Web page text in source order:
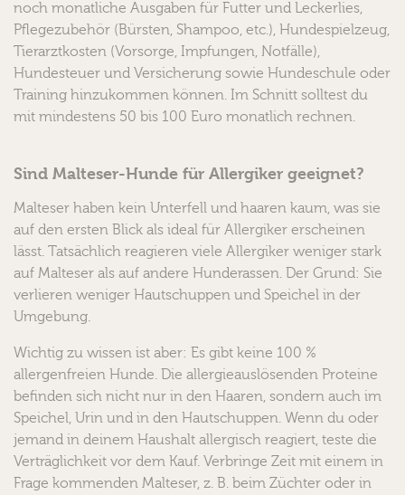
noch monatliche Ausgaben für Futter und Leckerlies,
Pflegezubehör (Bürsten, Shampoo, etc.), Hundespielzeug,
Tierarztkosten (Vorsorge, Impfungen, Notfälle),
Hundesteuer und Versicherung sowie Hundeschule oder
Training hinzukommen können. Im Schnitt solltest du
mit mindestens 50 bis 100 Euro monatlich rechnen.
Sind Malteser-Hunde für Allergiker geeignet?
Malteser haben kein Unterfell und haaren kaum, was sie
auf den ersten Blick als ideal für Allergiker erscheinen
lässt. Tatsächlich reagieren viele Allergiker weniger stark
auf Malteser als auf andere Hunderassen. Der Grund: Sie
verlieren weniger Hautschuppen und Speichel in der
Umgebung.
Wichtig zu wissen ist aber: Es gibt keine 100 %
allergenfreien Hunde. Die allergieauslösenden Proteine
befinden sich nicht nur in den Haaren, sondern auch im
Speichel, Urin und in den Hautschuppen. Wenn du oder
jemand in deinem Haushalt allergisch reagiert, teste die
Verträglichkeit vor dem Kauf. Verbringe Zeit mit einem in
Frage kommenden Malteser, z. B. beim Züchter oder in